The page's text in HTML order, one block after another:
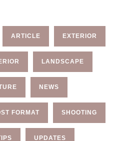
ARTICLE EXTERIOR
LANDSCAPE
NEWS
FORMAT SHOOTING
UPDATES